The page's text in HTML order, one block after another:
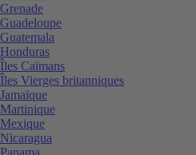
Grenade
Guadeloupe
Guatemala
Honduras
Îles Caïmans
Îles Vierges britanniques
Jamaïque
Martinique
Mexique
Nicaragua
Panama